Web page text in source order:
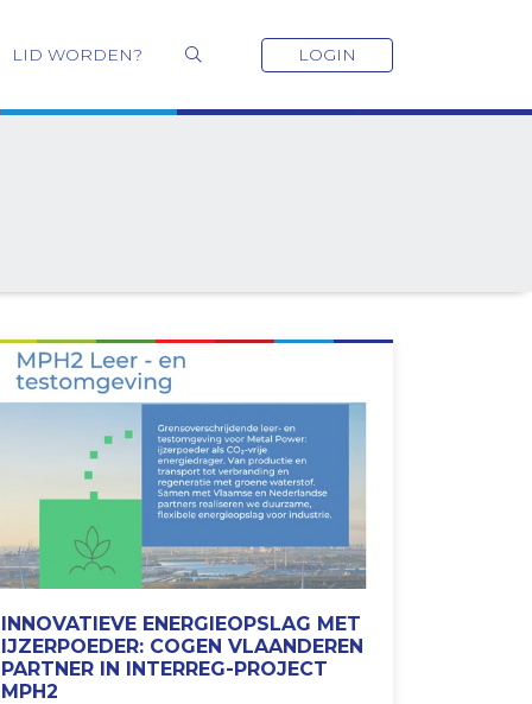
LID WORDEN? LOGIN
INNOVATIEVE ENERGIEOPSLAG MET
IJZERPOEDER: COGEN VLAANDEREN
PARTNER IN INTERREG-PROJECT
MPH2